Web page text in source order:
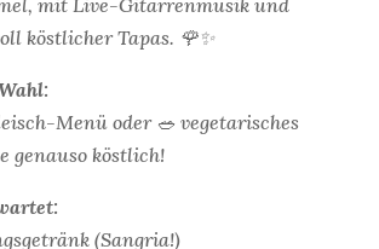
köstlicher Tapas. 🌹✨
Menü oder 🥗 vegetarisches
genauso köstlich!
(Sangria!)